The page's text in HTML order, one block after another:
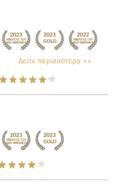
Δείτε περισσότερα >>